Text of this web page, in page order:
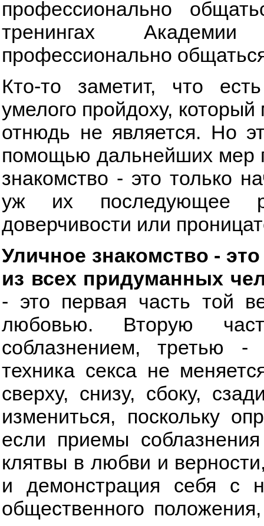
профессионально
тренингах
профессионально
Кто-то заметит, что
умелого пройдоху,
отнюдь не является. Но
помощью дальнейших мер
знакомство - это только
уж их последующее
доверчивости или
Уличное знакомство -
из всех придуманных
- это первая часть той
любовью. Вторую
соблазнением, третью -
техника секса не
сверху, снизу, сбоку,
измениться, поскольку
если приемы
клятвы в любви и
и демонстрация себя с
общественного